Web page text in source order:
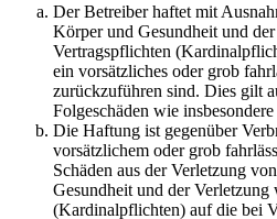
Der Betreiber haftet mit
Körper und Gesundheit und
Vertragspflichten
ein vorsätzliches oder grob
zurückzuführen sind. Dies gilt
Folgeschäden wie
Die Haftung ist gegenüber
vorsätzlichem oder grob
Schäden aus der Verletzung
Gesundheit und der
(Kardinalpflichten) auf die bei